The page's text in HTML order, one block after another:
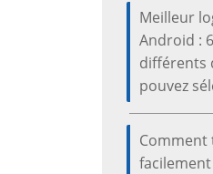
Meilleur
Android :
différents
pouvez